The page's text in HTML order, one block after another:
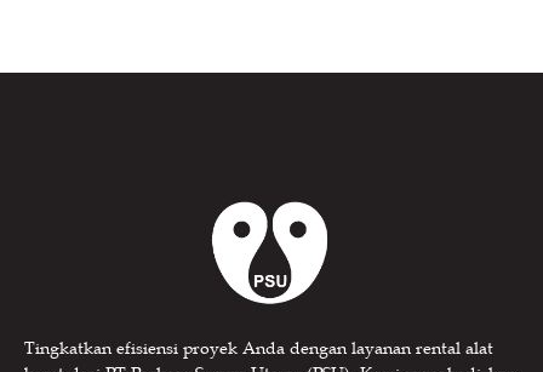
Tingkatkan efisiensi proyek Anda dengan layanan rental alat